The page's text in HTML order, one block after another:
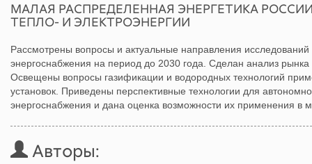
МАЛАЯ РАСПРЕДЕЛЕННАЯ ЭНЕРГЕТИКА
ТЕПЛО- И ЭЛЕКТРОЭНЕРГИИ
Рассмотрены вопросы и актуальные направления исследований
энергоснабжения на период до 2030 года. Сделан анализ рынка
Освещены вопросы газификации и водородных технологий
установок. Приведены перспективные технологии для
энергоснабжения и дана оценка возможности их применения в
Авторы: